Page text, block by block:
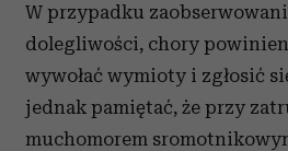
W przypadku
dolegliwości, chory
wywołać wymioty i zgłosić
jednak pamiętać, że przy
muchomorem